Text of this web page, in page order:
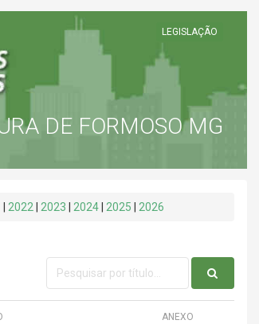
LEGISLAÇÃO
DE FORMOSO MG
2022 2023 2024 2025 2026
ANEXO